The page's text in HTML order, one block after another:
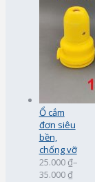
Ổ cắm
đơn siêu
bền,
chống vỡ
25.000 ₫–
35.000 ₫